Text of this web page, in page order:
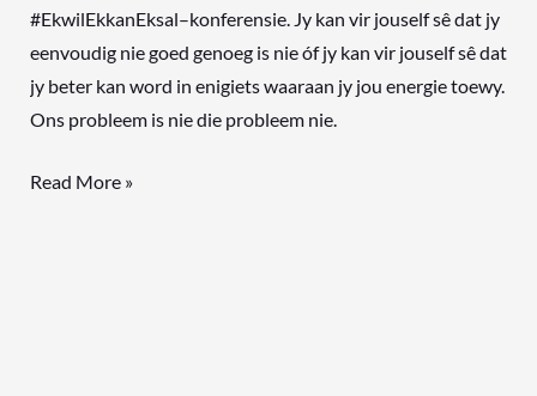
#EkwilEkkanEksal–konferensie. Jy kan vir jouself sê dat jy
eenvoudig nie goed genoeg is nie óf jy kan vir jouself sê dat
jy beter kan word in enigiets waaraan jy jou energie toewy.
Ons probleem is nie die probleem nie.
Read More »